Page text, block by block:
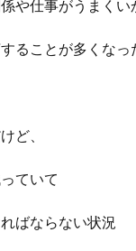
や仕事がうまくい
ることが多くなっ
ど、
ていて
ばならない状況